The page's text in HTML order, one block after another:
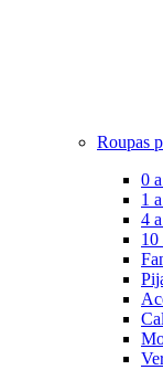
Roupas
0
1
4
10